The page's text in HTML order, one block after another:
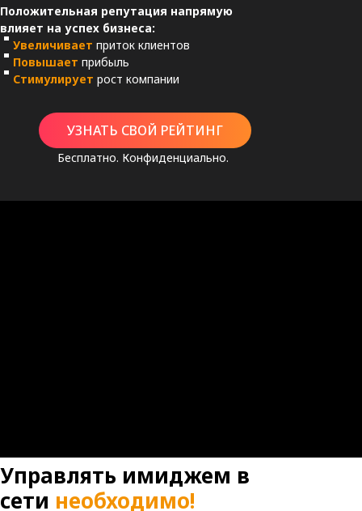
УЗНАТЬ СВОЙ РЕЙТИНГ
Бесплатно. Конфиденциально.
Положительная репутация напрямую
влияет на успех бизнеса:
Увеличивает приток клиентов
Повышает прибыль
Стимулирует рост компании
Управлять имиджем в
сети необходимо!